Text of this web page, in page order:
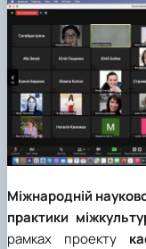
Міжнародній
практики
рамках проекту